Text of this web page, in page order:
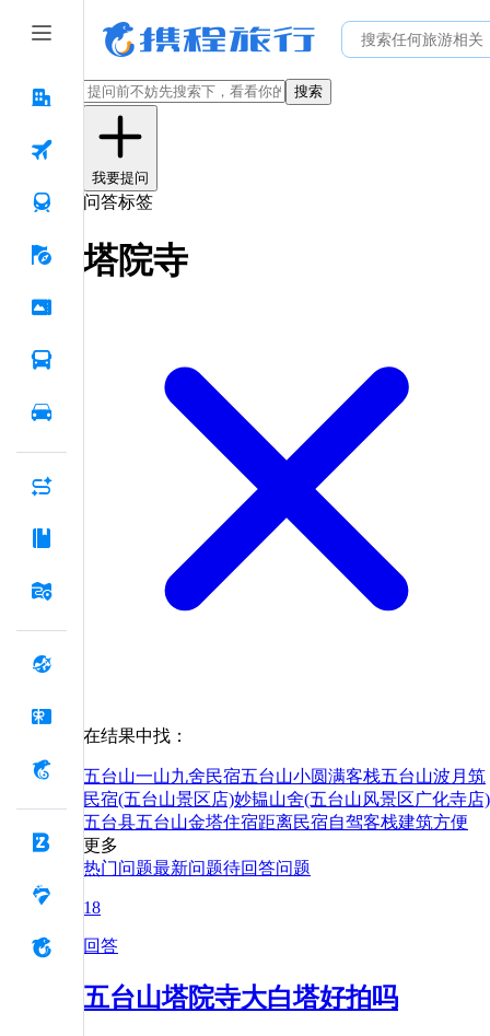
搜索
我要提问
问答标签
塔院寺
在结果中找：
五台山一山九舍民宿五台山小圆满客栈五台山波月筑
民宿(五台山景区店)妙韫山舍(五台山风景区广化寺店)
五台县五台山金塔住宿距离民宿自驾客栈建筑方便
更多
热门问题最新问题待回答问题
18
回答
五台山塔院寺大白塔好拍吗